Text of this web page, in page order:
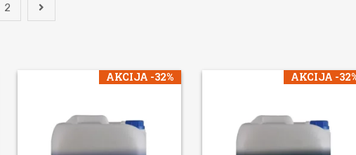
2
AKCIJA -32% AKCIJA -